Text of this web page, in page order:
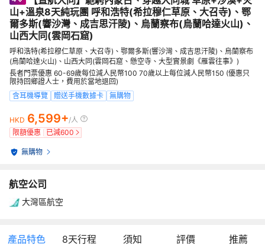
山+溫泉8天純玩團 呼和浩特(希拉穆仁草原、大召寺)、鄂
爾多斯(響沙灣、成吉思汗陵)、烏蘭察布(烏蘭哈達火山)、
山西大同(雲岡石窟)
呼和浩特(希拉穆仁草原、大召寺)、鄂爾多斯(響沙灣、成吉思汗陵)、烏蘭察布
(烏蘭哈達火山)、山西大同(雲岡石窟、懸空寺、大型實景劇《雁雲往事》)
長者門票優惠 60-69歲每位減人民幣100 70歲以上每位減人民幣150 (優惠只
限持回鄉證人士，費用於當地退回)
含耳機導覽
贈送手機數據卡 無購物
HKD 6,599+/人
限額優惠
已減600
無購物
航空公司
大灣區航空
產品特色 8天行程 須知 評價 推薦